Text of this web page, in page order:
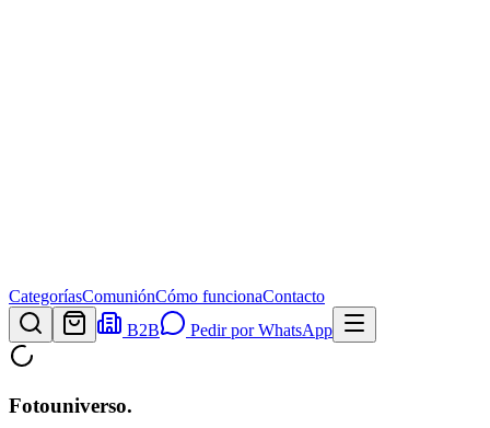
CategoríasComuniónCómo funcionaContacto
B2B
Pedir por WhatsApp
Fotouniverso.